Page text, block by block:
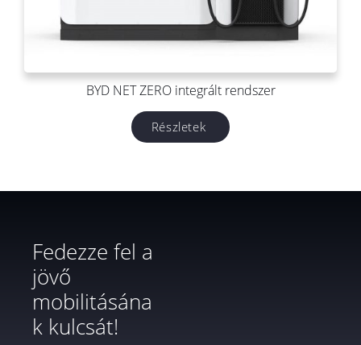
BYD NET ZERO integrált rendszer
Részletek
Fedezze fel a
jövő
mobilitásána
k kulcsát!